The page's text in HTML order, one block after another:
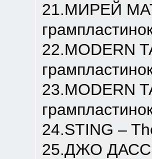
21.МИРЕЙ
22.MODERN
23.MODERN
24.STING –
25.ДЖО